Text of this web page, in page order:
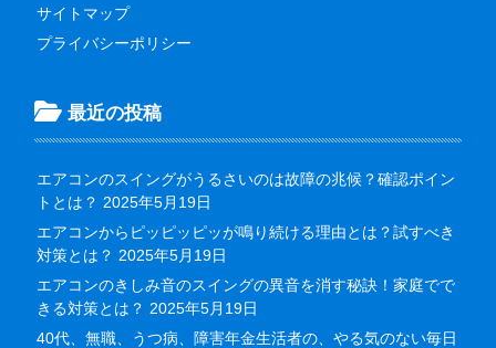
サイトマップ
プライバシーポリシー
最近の投稿
エアコンのスイングがうるさいのは故障の兆候？確認ポイン
トとは？ 2025年5月19日
エアコンからピッピッピッが鳴り続ける理由とは？試すべき
対策とは？ 2025年5月19日
エアコンのきしみ音のスイングの異音を消す秘訣！家庭でで
きる対策とは？ 2025年5月19日
40代、無職、うつ病、障害年金生活者の、やる気のない毎日